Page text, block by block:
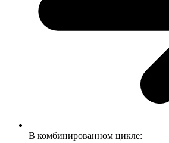
В комбинированном цикле: